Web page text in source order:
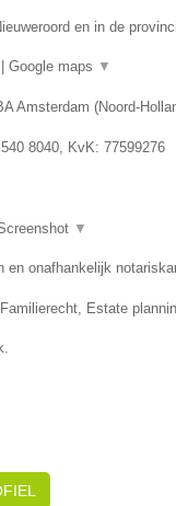
en in de
Google maps ▼
Amsterdam (Noord-
8040, KvK: 77599276
▼
en onafhankelijk
Estate